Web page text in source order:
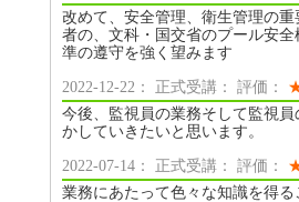
改めて、安全管理、衛生管理の
者の、文科・国交省のプール安
準の遵守を強く望みます
2022-12-22： 正式受講： 評価：
今後、監視員の業務そして監視
かしていきたいと思います。
2022-07-14： 正式受講： 評価：
業務にあたって色々な知識を得る